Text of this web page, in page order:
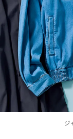
ジ